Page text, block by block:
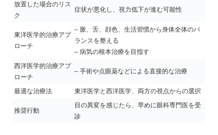
放置した場合のリス
ク
症状が悪化し、視力低下が進む可能性
東洋医学的治療アプ
ローチ
– 脈、舌、顔色、生活習慣から身体全体のバ
ランスを整える
– 病気の根本治療を目指す
西洋医学的治療アプ
ローチ
– 手術や点眼薬などによる直接的な治療
最適な治療法 東洋医学と西洋医学、両方の視点からの選択
推奨行動
目の異変を感じたら、早めに眼科専門医を受
診